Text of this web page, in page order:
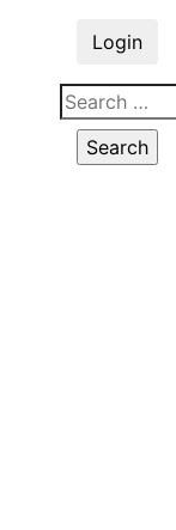
Login